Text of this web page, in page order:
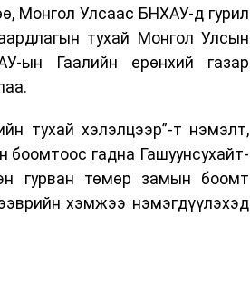
Монгол Улсаас БНХАУ-д гурил
тухай Монгол Улсын
ын Гаалийн ерөнхий газар
тухай хэлэлцээр”-т нэмэлт,
гадна Гашуунсухайт-
гурван төмөр замын боомт
хэмжээ нэмэгдүүлэхэд